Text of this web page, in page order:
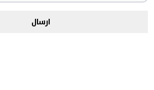
ارسال